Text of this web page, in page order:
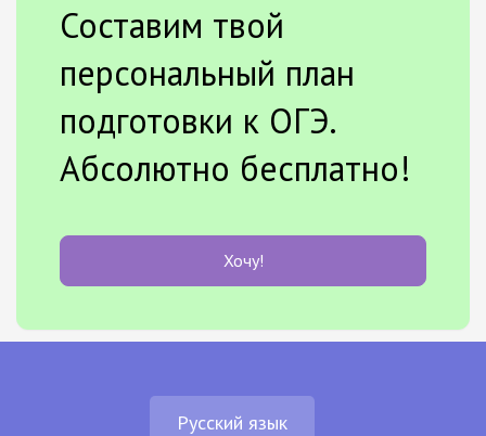
Составим твой
персональный план
подготовки к ОГЭ.
Абсолютно бесплатно!
Хочу!
Русский язык